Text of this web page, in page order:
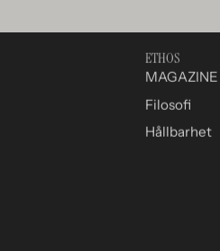
ETHOS
MAGAZINE
Filosofi
Hållbarhet